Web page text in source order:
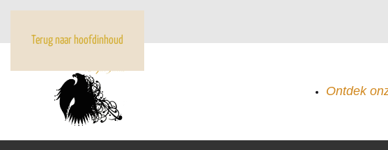
Terug naar hoofdinhoud
Ontdek